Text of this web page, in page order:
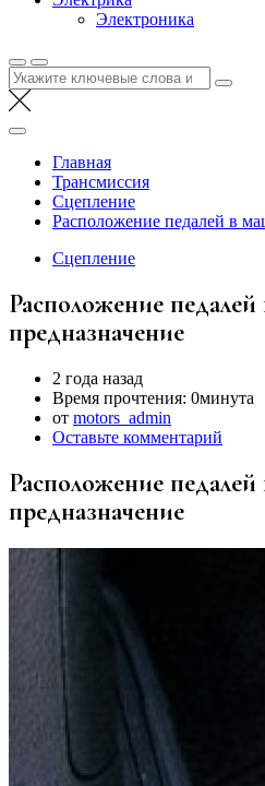
Электроника
Найти:
Главная
Трансмиссия
Сцепление
Расположение педалей в
Сцепление
Расположение
предназначение
2 года назад
Время прочтения: 0минута
от motors_admin
Оставьте комментарий
Расположение
предназначение